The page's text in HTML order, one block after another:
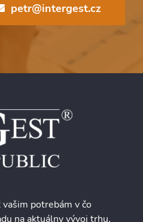
petr@intergest.cz
potrebám v čo
na aktuálny vývoj trhu,